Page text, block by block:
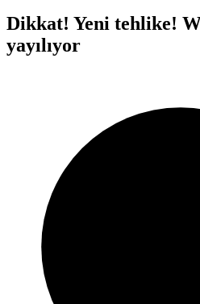
Dikkat! Yeni tehlike!
yayılıyor